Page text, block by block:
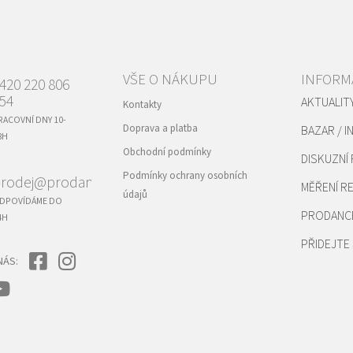
220 806
DNY 10-
DO
VŠE O NÁKUPU
Kontakty
Doprava a platba
Obchodní podmínky
Podmínky ochrany osobních
údajů
BAZAR /
DISKUZNÍ
MĚŘENÍ
PŘIDEJTE